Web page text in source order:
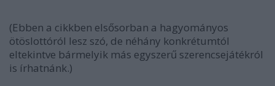
(Ebben a cikkben elsősorban a hagyományos
ötöslottóról lesz szó, de néhány konkrétumtól
eltekintve bármelyik más egyszerű szerencsejátékról
is írhatnánk.)